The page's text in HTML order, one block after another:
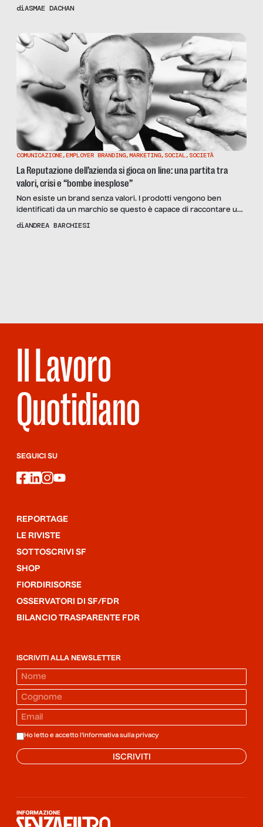
grandi occhi chiari che parlano ai degenti quando non è
anestesista-rianimatore del Policlinico Federico II di Napoli,
nell’equipe […]
diASMAE DACHAN
COMUNICAZIONE,EMPLOYER BRANDING,MARKETING, SOCIAL, SOCIETÀ
La Reputazione dell’azienda si gioca on line: una partita tra
valori, crisi e “bombe inesplose”
Non esiste un brand senza valori. I prodotti vengono ben
identificati da un marchio se questo è capace di raccontare una
storia che comunichi i suoi valori fondanti ai suoi consumatori.
diANDREA BARCHIESI
Il Lavoro
Quotidiano
SEGUICI SU
facebook
linkedin
instagram
youtube
REPORTAGE
LE RIVISTE
SOTTOSCRIVI SF
SHOP
FIORDIRISORSE
OSSERVATORI DI SF/FDR
BILANCIO TRASPARENTE FDR
ISCRIVITI ALLA NEWSLETTER
Ho letto e accetto l'informativa sulla privacy
ISCRIVITI